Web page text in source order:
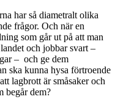
har så diametralt olika
frågor. Och när en
som går ut på att man
och jobbar svart –
– och ge dem
ska kunna hysa förtroende
lagbrott är småsaker och
begår dem?